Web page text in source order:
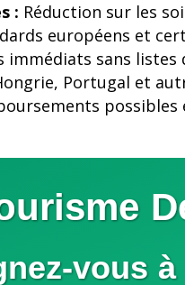
: Réduction sur les
européens et
immédiats sans
Portugal et
vous